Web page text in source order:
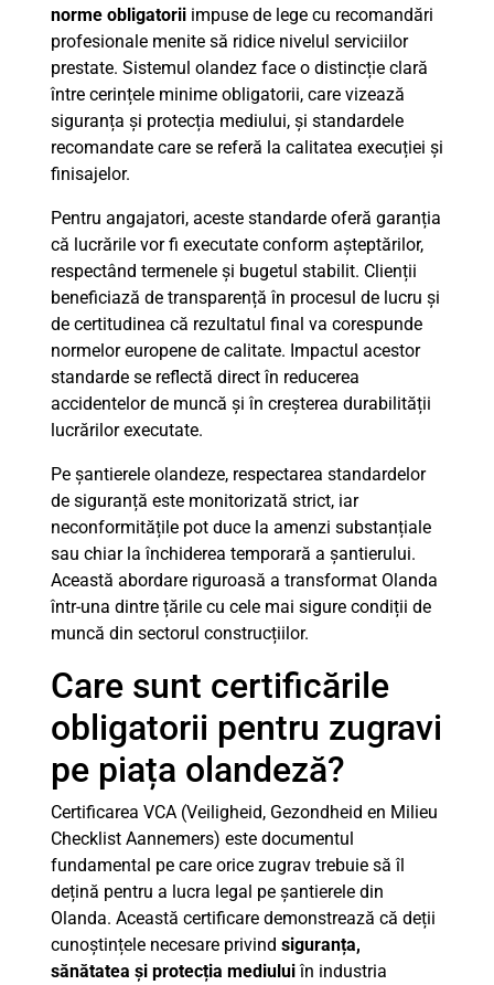
norme obligatorii impuse de lege cu recomandări
profesionale menite să ridice nivelul serviciilor
prestate. Sistemul olandez face o distincție clară
între cerințele minime obligatorii, care vizează
siguranța și protecția mediului, și standardele
recomandate care se referă la calitatea execuției și
finisajelor.
Pentru angajatori, aceste standarde oferă garanția
că lucrările vor fi executate conform așteptărilor,
respectând termenele și bugetul stabilit. Clienții
beneficiază de transparență în procesul de lucru și
de certitudinea că rezultatul final va corespunde
normelor europene de calitate. Impactul acestor
standarde se reflectă direct în reducerea
accidentelor de muncă și în creșterea durabilității
lucrărilor executate.
Pe șantierele olandeze, respectarea standardelor
de siguranță este monitorizată strict, iar
neconformitățile pot duce la amenzi substanțiale
sau chiar la închiderea temporară a șantierului.
Această abordare riguroasă a transformat Olanda
într-una dintre țările cu cele mai sigure condiții de
muncă din sectorul construcțiilor.
Care sunt certificările
obligatorii pentru zugravi
pe piața olandeză?
Certificarea VCA (Veiligheid, Gezondheid en Milieu
Checklist Aannemers) este documentul
fundamental pe care orice zugrav trebuie să îl
dețină pentru a lucra legal pe șantierele din
Olanda. Această certificare demonstrează că deții
cunoștințele necesare privind siguranța,
sănătatea și protecția mediuluiîn industria